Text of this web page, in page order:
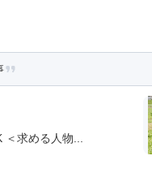
求める人物...